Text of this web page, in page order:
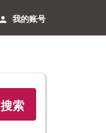
我的账号
搜索